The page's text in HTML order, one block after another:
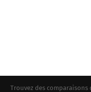
Trouvez des